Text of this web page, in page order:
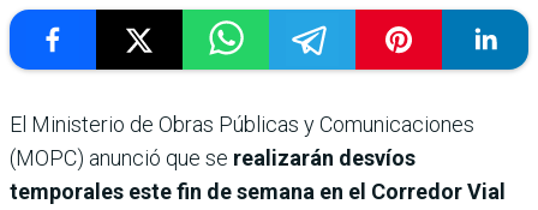
El Ministerio de Obras Públicas y Comunicaciones
(MOPC) anunció que se realizarán desvíos
temporales este fin de semana en el Corredor Vial